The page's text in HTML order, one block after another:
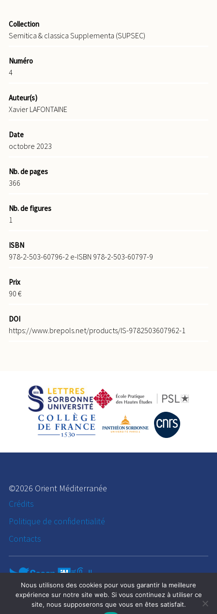
Collection
Semitica & classica Supplementa (SUPSEC)
Numéro
4
Auteur(s)
Xavier LAFONTAINE
Date
octobre 2023
Nb. de pages
366
Nb. de figures
1
ISBN
978-2-503-60796-2 e-ISBN 978-2-503-60797-9
Prix
90 €
DOI
https://www.brepols.net/products/IS-9782503607962-1
©2026 Orient Méditerranée
Crédits
Politique de confidentialité
Contacts
Nous utilisons des cookies pour vous garantir la meilleure
expérience sur notre site web. Si vous continuez à utiliser ce
site, nous supposerons que vous en êtes satisfait.